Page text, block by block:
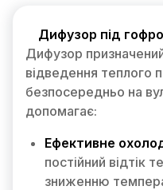
Дифузор під
Дифузор
відведення теплого
безпосередньо на
допомагає:
Ефективне
постійний відтік
зниженню